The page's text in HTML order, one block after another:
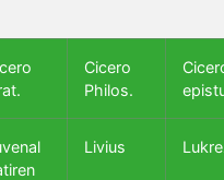
Cicero
Philos.
Livius